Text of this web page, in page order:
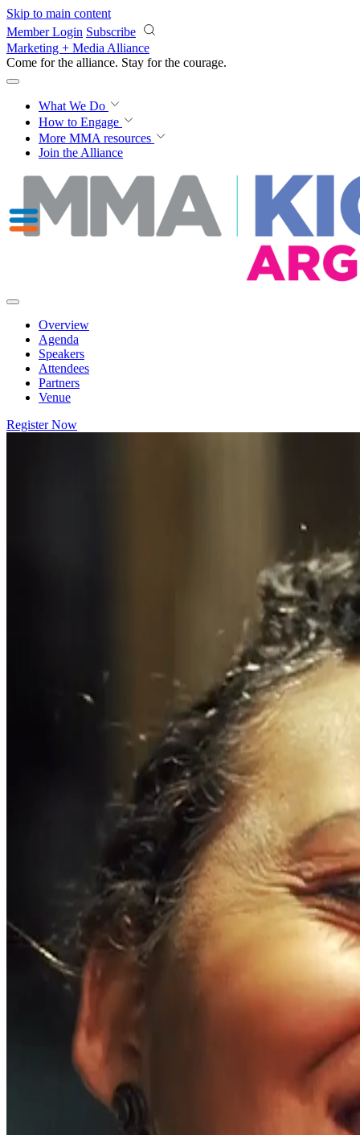
Skip to main content
Member Login Subscribe
Marketing + Media Alliance
Come for the alliance. Stay for the courage.
What We Do
How to Engage
More MMA resources
Join the Alliance
Overview
Agenda
Speakers
Attendees
Partners
Venue
Register Now